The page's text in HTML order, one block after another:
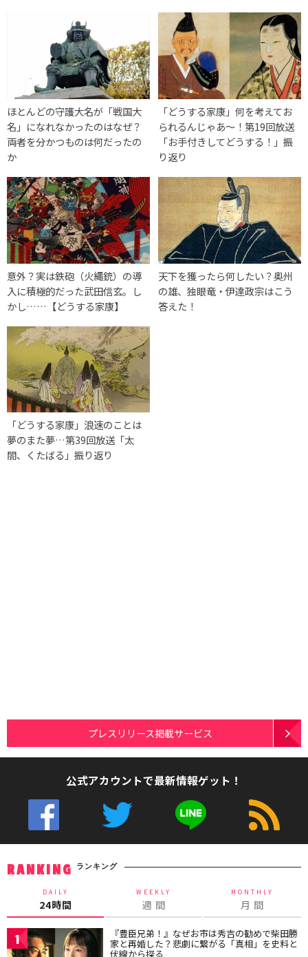
ほとんどの守護大名が「戦国大
名」になれなかったのはなぜ？
両者を分かつものは何だったの
か
「どうする家康」何を考えてお
られるんじゃあ～！第19回放送
「お手付きしてどうする！」振
り返り
意外？実は鉄砲（火縄銃）の導
入に積極的だった武田信玄。し
かし……【どうする家康】
天下を獲ったら何したい？奥州
の雄、独眼竜・伊達政宗はこう
答えた！
「どうする家康」浪速のことは
夢のまた夢…第39回放送「太
閤、くたばる」振り返り
プレスリリース掲載サービス
公式アカウントで最新情報ゲット！
RANKING ランキング
DAILY
24時間
WEEKLY
週 間
MONTHLY
月 間
1 『豊臣兄弟！』なぜお市は秀吉の勧めで柴田勝
家と再婚した？悲劇に繋がる「真相」を史料と
伏線から探る